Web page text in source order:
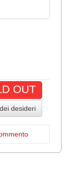
OUT
desideri